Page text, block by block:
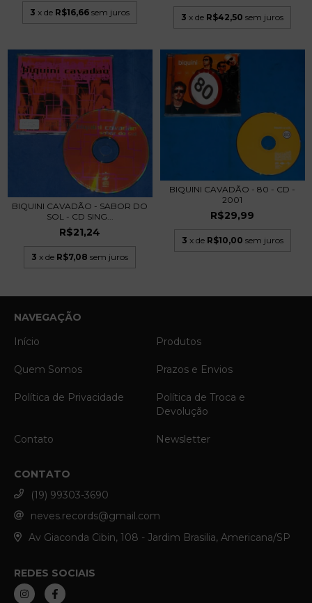
3 x de R$16,66 sem juros
3 x de R$42,50 sem juros
BIQUINI CAVADÃO - SABOR DO
SOL - CD SING...
R$21,24
3 x de R$7,08 sem juros
BIQUINI CAVADÃO - 80 - CD -
2001
R$29,99
3 x de R$10,00 sem juros
NAVEGAÇÃO
Início
Produtos
Quem Somos Prazos e Envios
Política de Privacidade
Política de Troca e
Devolução
Contato Newsletter
CONTATO
(19) 99303-3690
neves.records@gmail.com
Av Giaconda Cibin, 108 - Jardim Brasilia, Americana/SP
REDES SOCIAIS